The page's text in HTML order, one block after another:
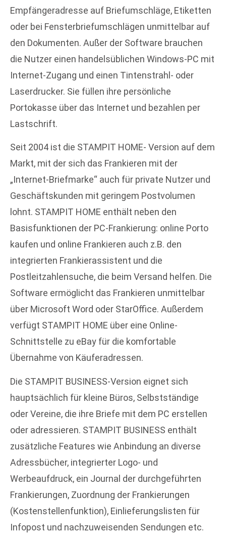
Empfängeradresse auf Briefumschläge, Etiketten
oder bei Fensterbriefumschlägen unmittelbar auf
den Dokumenten. Außer der Software brauchen
die Nutzer einen handelsüblichen Windows-PC mit
Internet-Zugang und einen Tintenstrahl- oder
Laserdrucker. Sie füllen ihre persönliche
Portokasse über das Internet und bezahlen per
Lastschrift.
Seit 2004 ist die STAMPIT HOME- Version auf dem
Markt, mit der sich das Frankieren mit der
„Internet-Briefmarke“ auch für private Nutzer und
Geschäftskunden mit geringem Postvolumen
lohnt. STAMPIT HOME enthält neben den
Basisfunktionen der PC-Frankierung: online Porto
kaufen und online Frankieren auch z.B. den
integrierten Frankierassistent und die
Postleitzahlensuche, die beim Versand helfen. Die
Software ermöglicht das Frankieren unmittelbar
über Microsoft Word oder StarOffice. Außerdem
verfügt STAMPIT HOME über eine Online-
Schnittstelle zu eBay für die komfortable
Übernahme von Käuferadressen.
Die STAMPIT BUSINESS-Version eignet sich
hauptsächlich für kleine Büros, Selbstständige
oder Vereine, die ihre Briefe mit dem PC erstellen
oder adressieren. STAMPIT BUSINESS enthält
zusätzliche Features wie Anbindung an diverse
Adressbücher, integrierter Logo- und
Werbeaufdruck, ein Journal der durchgeführten
Frankierungen, Zuordnung der Frankierungen
(Kostenstellenfunktion), Einlieferungslisten für
Infopost und nachzuweisenden Sendungen etc.